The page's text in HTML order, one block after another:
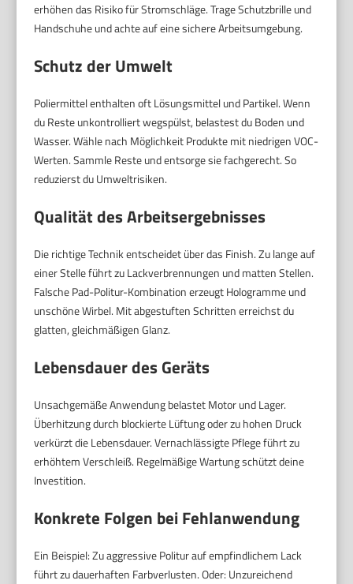
erhöhen das Risiko für Stromschläge. Trage Schutzbrille und
Handschuhe und achte auf eine sichere Arbeitsumgebung.
Schutz der Umwelt
Poliermittel enthalten oft Lösungsmittel und Partikel. Wenn
du Reste unkontrolliert wegspülst, belastest du Boden und
Wasser. Wähle nach Möglichkeit Produkte mit niedrigen VOC-
Werten. Sammle Reste und entsorge sie fachgerecht. So
reduzierst du Umweltrisiken.
Qualität des Arbeitsergebnisses
Die richtige Technik entscheidet über das Finish. Zu lange auf
einer Stelle führt zu Lackverbrennungen und matten Stellen.
Falsche Pad-Politur-Kombination erzeugt Hologramme und
unschöne Wirbel. Mit abgestuften Schritten erreichst du
glatten, gleichmäßigen Glanz.
Lebensdauer des Geräts
Unsachgemäße Anwendung belastet Motor und Lager.
Überhitzung durch blockierte Lüftung oder zu hohen Druck
verkürzt die Lebensdauer. Vernachlässigte Pflege führt zu
erhöhtem Verschleiß. Regelmäßige Wartung schützt deine
Investition.
Konkrete Folgen bei Fehlanwendung
Ein Beispiel: Zu aggressive Politur auf empfindlichem Lack
führt zu dauerhaften Farbverlusten. Oder: Unzureichend